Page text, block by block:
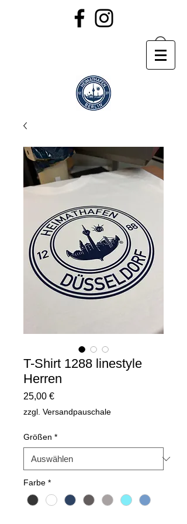
T-Shirt 1288 linestyle
Herren
25,00 €Preis
zzgl. Versandpauschale
Größen *
Farbe *